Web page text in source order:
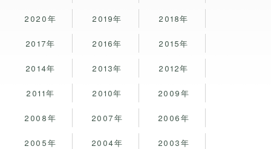
2020年 2019年 2018年
2017年 2016年 2015年
2014年 2013年 2012年
2011年 2010年 2009年
2008年 2007年 2006年
2005年 2004年 2003年